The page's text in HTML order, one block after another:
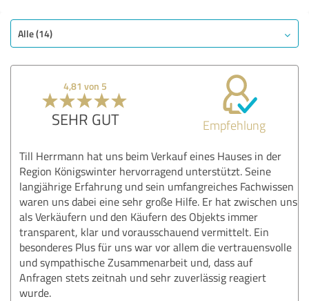
Alle (14)
4,81 von 5
SEHR GUT Empfehlung
Till Herrmann hat uns beim Verkauf eines Hauses in der
Region Königswinter hervorragend unterstützt. Seine
langjährige Erfahrung und sein umfangreiches Fachwissen
waren uns dabei eine sehr große Hilfe. Er hat zwischen uns
als Verkäufern und den Käufern des Objekts immer
transparent, klar und vorausschauend vermittelt. Ein
besonderes Plus für uns war vor allem die vertrauensvolle
und sympathische Zusammenarbeit und, dass auf
Anfragen stets zeitnah und sehr zuverlässig reagiert
wurde.